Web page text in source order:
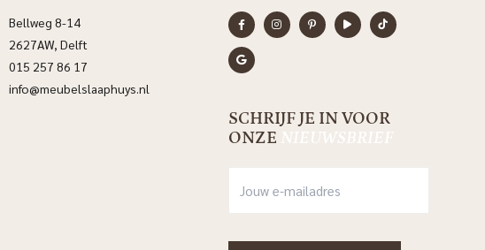
Bellweg 8-14
2627AW, Delft
015 257 86 17
info@meubelslaaphuys.nl
SCHRIJF JE IN VOOR
ONZE NIEUWSBRIEF